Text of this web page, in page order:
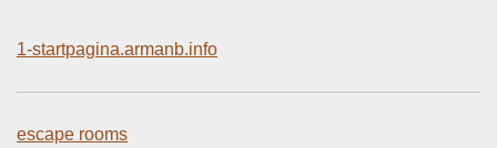
1-startpagina.armanb.info
escape rooms